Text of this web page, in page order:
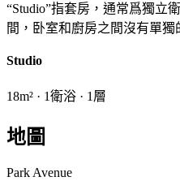
“Studio”指套房，通常爲獨立
間，卧室和廚房之間沒有單獨
Studio
18m² · 1衛浴 · 1層
地圖
Park Avenue